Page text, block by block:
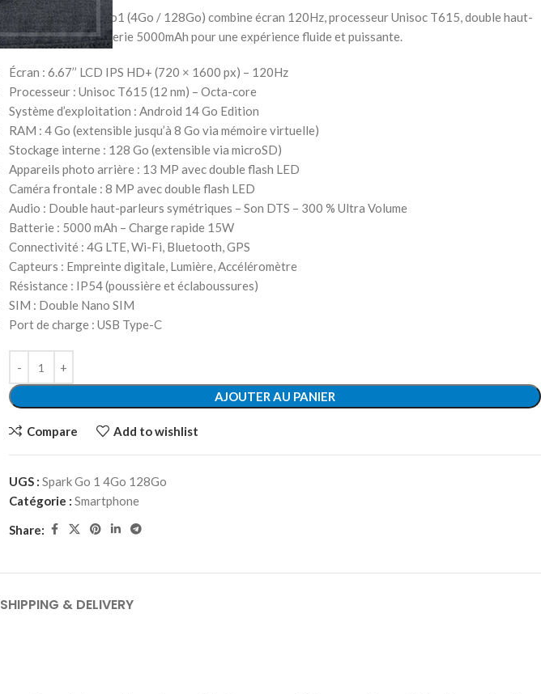
Le TECNO Spark Go1 (4Go / 128Go) combine écran 120Hz, processeur Unisoc T615, double haut-
parleur DTS et batterie 5000mAh pour une expérience fluide et puissante.
Écran : 6.67’’ LCD IPS HD+ (720 × 1600 px) – 120Hz
Processeur : Unisoc T615 (12 nm) – Octa-core
Système d’exploitation : Android 14 Go Edition
RAM : 4 Go (extensible jusqu’à 8 Go via mémoire virtuelle)
Stockage interne : 128 Go (extensible via microSD)
Appareils photo arrière : 13 MP avec double flash LED
Caméra frontale : 8 MP avec double flash LED
Audio : Double haut-parleurs symétriques – Son DTS – 300 % Ultra Volume
Batterie : 5000 mAh – Charge rapide 15W
Connectivité : 4G LTE, Wi-Fi, Bluetooth, GPS
Capteurs : Empreinte digitale, Lumière, Accéléromètre
Résistance : IP54 (poussière et éclaboussures)
SIM : Double Nano SIM
Port de charge : USB Type-C
AJOUTER AU PANIER
Compare Add to wishlist
UGS : Spark Go 1 4Go 128Go
Catégorie : Smartphone
Share:
SHIPPING & DELIVERY